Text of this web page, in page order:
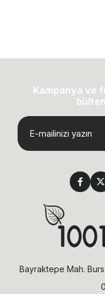
Kampanya ve
Bayraktepe Mah.